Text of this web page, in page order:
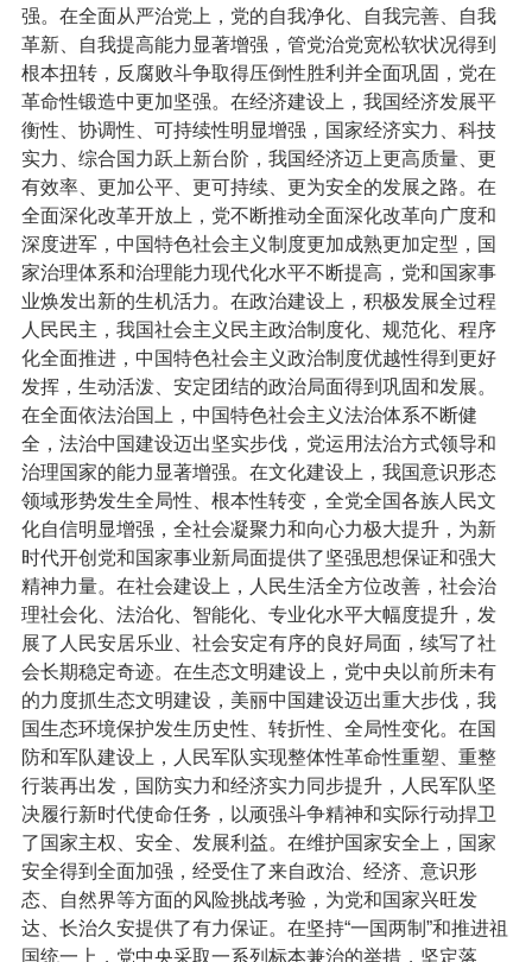
强。在全面从严治党上，党的自我净化、自我完善、自我
革新、自我提高能力显著增强，管党治党宽松软状况得到
根本扭转，反腐败斗争取得压倒性胜利并全面巩固，党在
革命性锻造中更加坚强。在经济建设上，我国经济发展平
衡性、协调性、可持续性明显增强，国家经济实力、科技
实力、综合国力跃上新台阶，我国经济迈上更高质量、更
有效率、更加公平、更可持续、更为安全的发展之路。在
全面深化改革开放上，党不断推动全面深化改革向广度和
深度进军，中国特色社会主义制度更加成熟更加定型，国
家治理体系和治理能力现代化水平不断提高，党和国家事
业焕发出新的生机活力。在政治建设上，积极发展全过程
人民民主，我国社会主义民主政治制度化、规范化、程序
化全面推进，中国特色社会主义政治制度优越性得到更好
发挥，生动活泼、安定团结的政治局面得到巩固和发展。
在全面依法治国上，中国特色社会主义法治体系不断健
全，法治中国建设迈出坚实步伐，党运用法治方式领导和
治理国家的能力显著增强。在文化建设上，我国意识形态
领域形势发生全局性、根本性转变，全党全国各族人民文
化自信明显增强，全社会凝聚力和向心力极大提升，为新
时代开创党和国家事业新局面提供了坚强思想保证和强大
精神力量。在社会建设上，人民生活全方位改善，社会治
理社会化、法治化、智能化、专业化水平大幅度提升，发
展了人民安居乐业、社会安定有序的良好局面，续写了社
会长期稳定奇迹。在生态文明建设上，党中央以前所未有
的力度抓生态文明建设，美丽中国建设迈出重大步伐，我
国生态环境保护发生历史性、转折性、全局性变化。在国
防和军队建设上，人民军队实现整体性革命性重塑、重整
行装再出发，国防实力和经济实力同步提升，人民军队坚
决履行新时代使命任务，以顽强斗争精神和实际行动捍卫
了国家主权、安全、发展利益。在维护国家安全上，国家
安全得到全面加强，经受住了来自政治、经济、意识形
态、自然界等方面的风险挑战考验，为党和国家兴旺发
达、长治久安提供了有力保证。在坚持“一国两制”和推进祖
国统一上，党中央采取一系列标本兼治的举措，坚定落